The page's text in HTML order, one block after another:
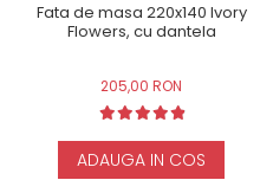
Fata de masa 220x140 Ivory
Flowers, cu dantela
205,00 RON
ADAUGA IN COS